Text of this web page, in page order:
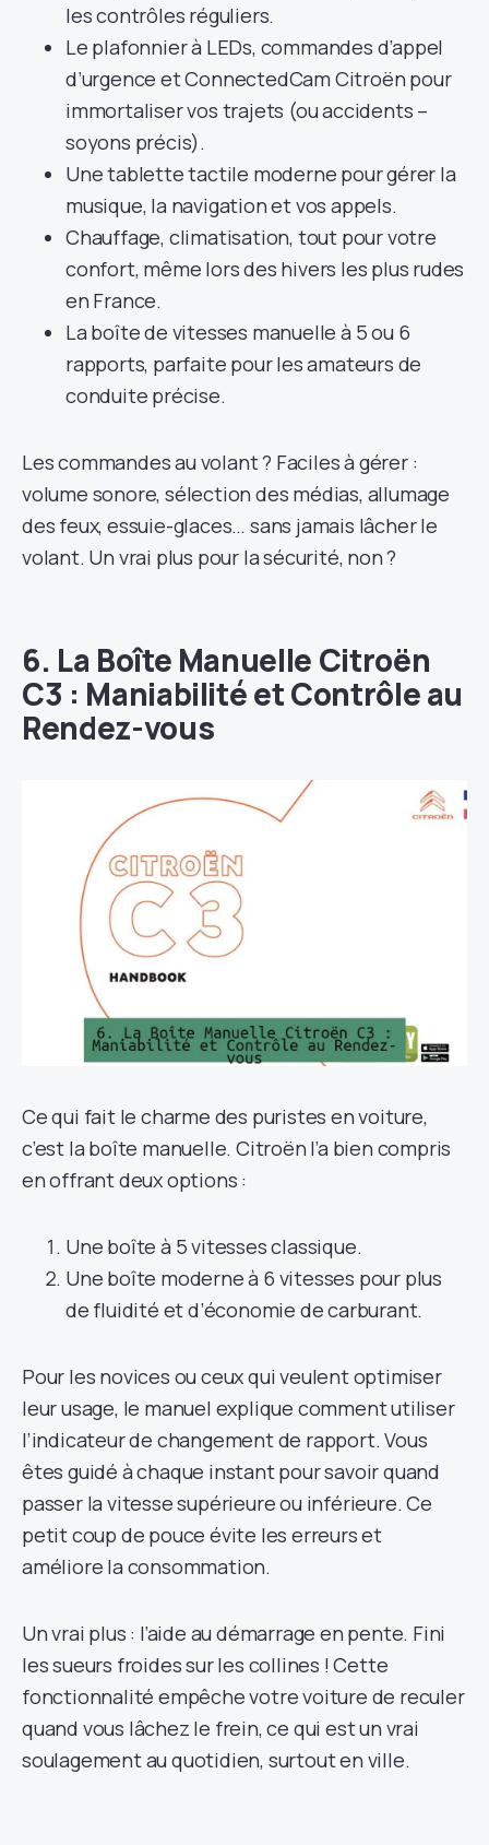
les contrôles réguliers.
Le plafonnier à LEDs, commandes d’appel
d’urgence et ConnectedCam Citroën pour
immortaliser vos trajets (ou accidents –
soyons précis).
Une tablette tactile moderne pour gérer la
musique, la navigation et vos appels.
Chauffage, climatisation, tout pour votre
confort, même lors des hivers les plus rudes
en France.
La boîte de vitesses manuelle à 5 ou 6
rapports, parfaite pour les amateurs de
conduite précise.
Les commandes au volant ? Faciles à gérer :
volume sonore, sélection des médias, allumage
des feux, essuie-glaces… sans jamais lâcher le
volant. Un vrai plus pour la sécurité, non ?
6. La Boîte Manuelle Citroën
C3 : Maniabilité et Contrôle au
Rendez-vous
Ce qui fait le charme des puristes en voiture,
c’est la boîte manuelle. Citroën l’a bien compris
en offrant deux options :
Une boîte à 5 vitesses classique.
Une boîte moderne à 6 vitesses pour plus
de fluidité et d’économie de carburant.
Pour les novices ou ceux qui veulent optimiser
leur usage, le manuel explique comment utiliser
l’indicateur de changement de rapport. Vous
êtes guidé à chaque instant pour savoir quand
passer la vitesse supérieure ou inférieure. Ce
petit coup de pouce évite les erreurs et
améliore la consommation.
Un vrai plus : l’aide au démarrage en pente. Fini
les sueurs froides sur les collines ! Cette
fonctionnalité empêche votre voiture de reculer
quand vous lâchez le frein, ce qui est un vrai
soulagement au quotidien, surtout en ville.